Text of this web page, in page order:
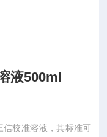
液500ml
校准溶液，其标准可